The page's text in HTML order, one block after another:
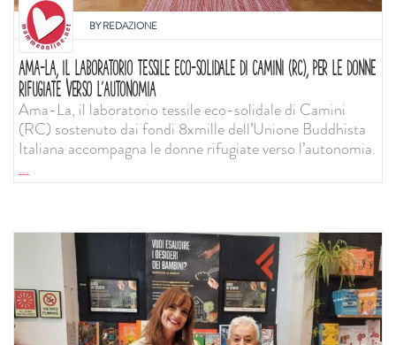
BYREDAZIONE
AMA-LA, IL LABORATORIO TESSILE ECO-SOLIDALE DI CAMINI (RC), PER LE DONNE
RIFUGIATE VERSO L’AUTONOMIA
Ama-La, il laboratorio tessile eco-solidale di Camini
(RC) sostenuto dai fondi 8xmille dell’Unione Buddhista
Italiana accompagna le donne rifugiate verso l’autonomia.
...